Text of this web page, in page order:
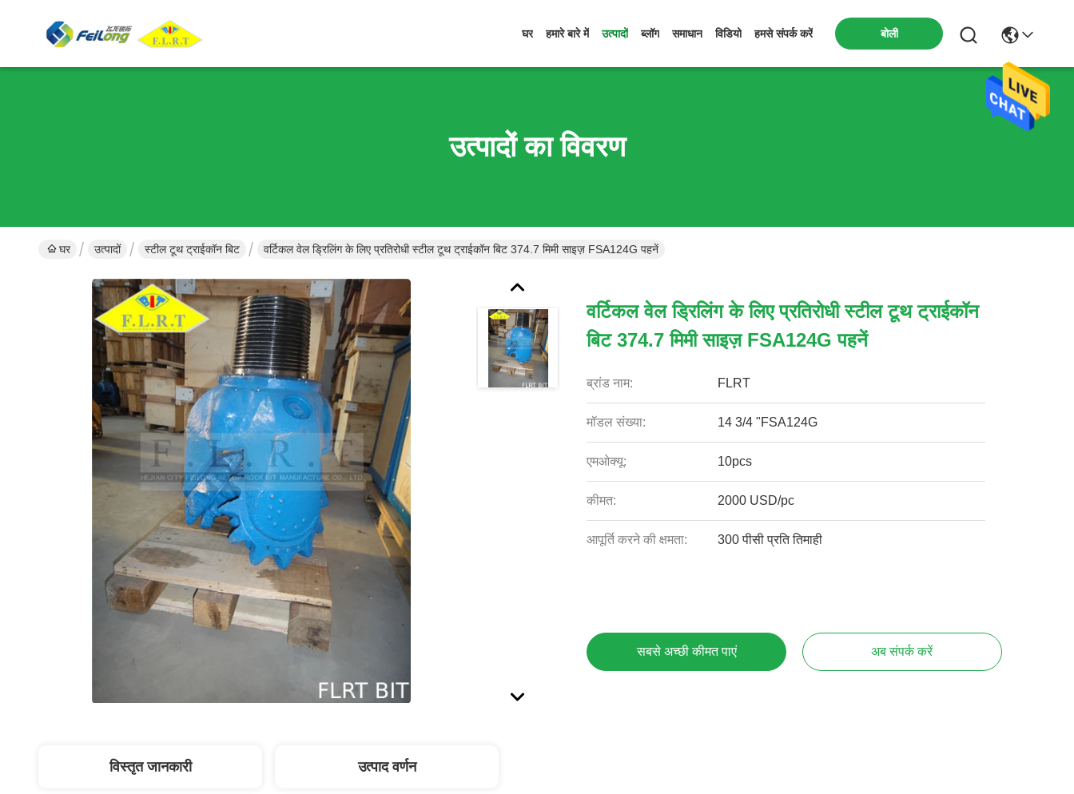
घर हमारे बारे में उत्पादों ब्लॉग समाधान विडियो हमसे संपर्क करें बोली
उत्पादों का विवरण
घर उत्पादों स्टील टूथ ट्राईकॉन बिट वर्टिकल वेल ड्रिलिंग के लिए प्रतिरोधी स्टील टूथ ट्राईकॉन बिट 374.7 मिमी साइज़ FSA124G पहनें
वर्टिकल वेल ड्रिलिंग के लिए प्रतिरोधी स्टील टूथ ट्राईकॉन
बिट 374.7 मिमी साइज़ FSA124G पहनें
ब्रांड नाम: FLRT
मॉडल संख्या: 14 3/4 "FSA124G
एमओक्यू: 10pcs
कीमत: 2000 USD/pc
आपूर्ति करने की क्षमता: 300 पीसी प्रति तिमाही
सबसे अच्छी कीमत पाएं अब संपर्क करें
विस्तृत जानकारी उत्पाद वर्णन